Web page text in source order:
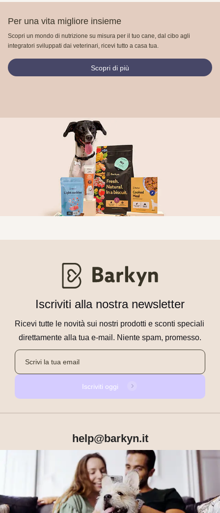
Per una vita migliore insieme
Scopri un mondo di nutrizione su misura per il tuo cane, dal cibo agli
integratori sviluppati dai veterinari, ricevi tutto a casa tua.
Scopri di più
Iscriviti alla nostra newsletter
Ricevi tutte le novità sui nostri prodotti e sconti speciali
direttamente alla tua e-mail. Niente spam, promesso.
Iscriviti oggi
help@barkyn.it